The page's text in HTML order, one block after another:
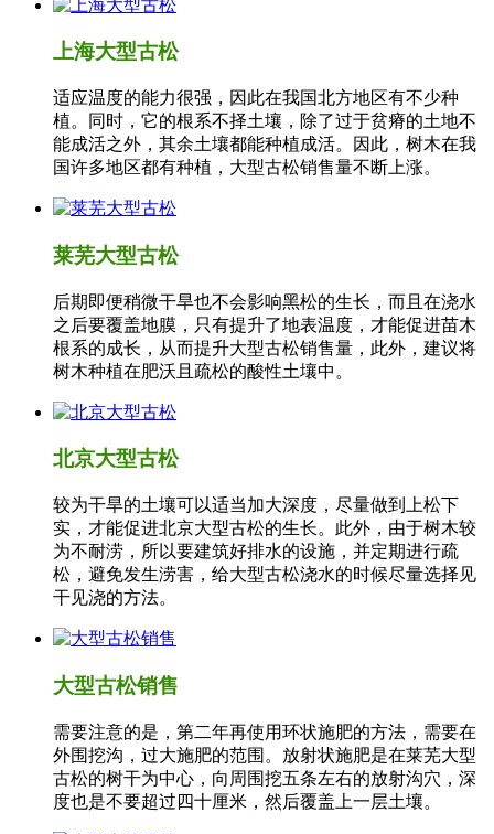
上海大型古松
适应温度的能力很强，因此在我国北方地区有不少种
植。同时，它的根系不择土壤，除了过于贫瘠的土地不
能成活之外，其余土壤都能种植成活。因此，树木在我
国许多地区都有种植，大型古松销售量不断上涨。
莱芜大型古松
后期即便稍微干旱也不会影响黑松的生长，而且在浇水
之后要覆盖地膜，只有提升了地表温度，才能促进苗木
根系的成长，从而提升大型古松销售量，此外，建议将
树木种植在肥沃且疏松的酸性土壤中。
北京大型古松
较为干旱的土壤可以适当加大深度，尽量做到上松下
实，才能促进北京大型古松的生长。此外，由于树木较
为不耐涝，所以要建筑好排水的设施，并定期进行疏
松，避免发生涝害，给大型古松浇水的时候尽量选择见
干见浇的方法。
大型古松销售
需要注意的是，第二年再使用环状施肥的方法，需要在
外围挖沟，过大施肥的范围。放射状施肥是在莱芜大型
古松的树干为中心，向周围挖五条左右的放射沟穴，深
度也是不要超过四十厘米，然后覆盖上一层土壤。